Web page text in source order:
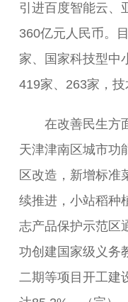
引进百度智能云、
360亿元人民币。
家、国家科技型中
419家、263家，技
在改善民生方面
天津津南区城市功
区改造，新增标准
续推进，小站稻种
志产品保护示范区
功创建国家级义务
二期等项目开工建